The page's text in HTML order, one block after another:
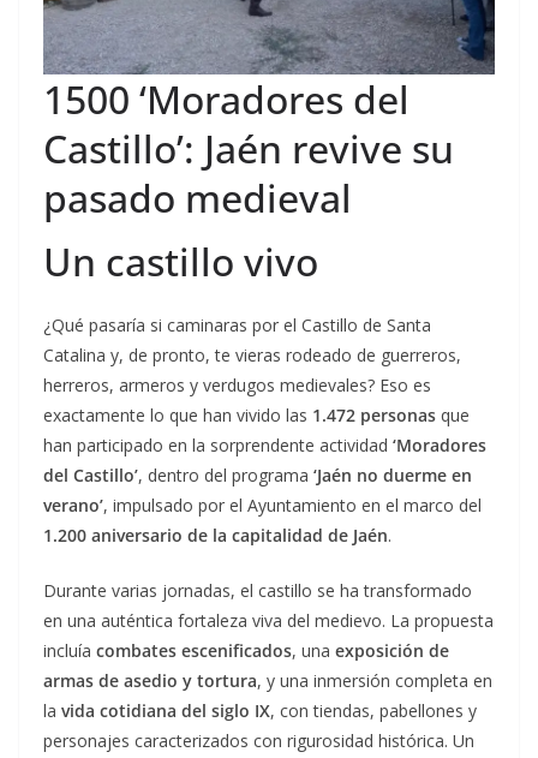
1500 ‘Moradores del
Castillo’: Jaén revive su
pasado medieval
Un castillo vivo
¿Qué pasaría si caminaras por el Castillo de Santa
Catalina y, de pronto, te vieras rodeado de guerreros,
herreros, armeros y verdugos medievales? Eso es
exactamente lo que han vivido las 1.472 personas que
han participado en la sorprendente actividad ‘Moradores
del Castillo’, dentro del programa ‘Jaén no duerme en
verano’, impulsado por el Ayuntamiento en el marco del
1.200 aniversario de la capitalidad de Jaén.
Durante varias jornadas, el castillo se ha transformado
en una auténtica fortaleza viva del medievo. La propuesta
incluía combates escenificados, una exposición de
armas de asedio y tortura, y una inmersión completa en
la vida cotidiana del siglo IX, con tiendas, pabellones y
personajes caracterizados con rigurosidad histórica. Un